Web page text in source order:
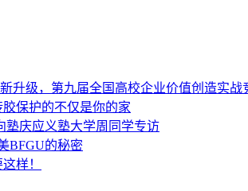
升级，第九届全国高校企业价值创造实战
保护的不仅是你的家
庆应义塾大学周同学专访
BFGU的秘密
样！